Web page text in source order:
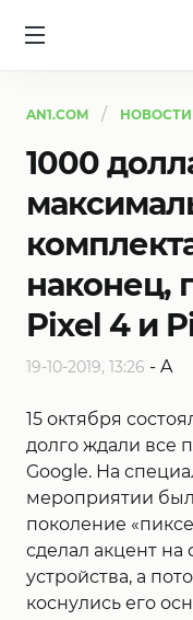
AN1.COM НОВОСТИ
1000
наконец,
Pixel 4 и
19-10-2019, 13:26 - A
15 октября
долго ждали все
Google. На
мероприятии
поколение
сделал акцент
устройства, а
коснулись его